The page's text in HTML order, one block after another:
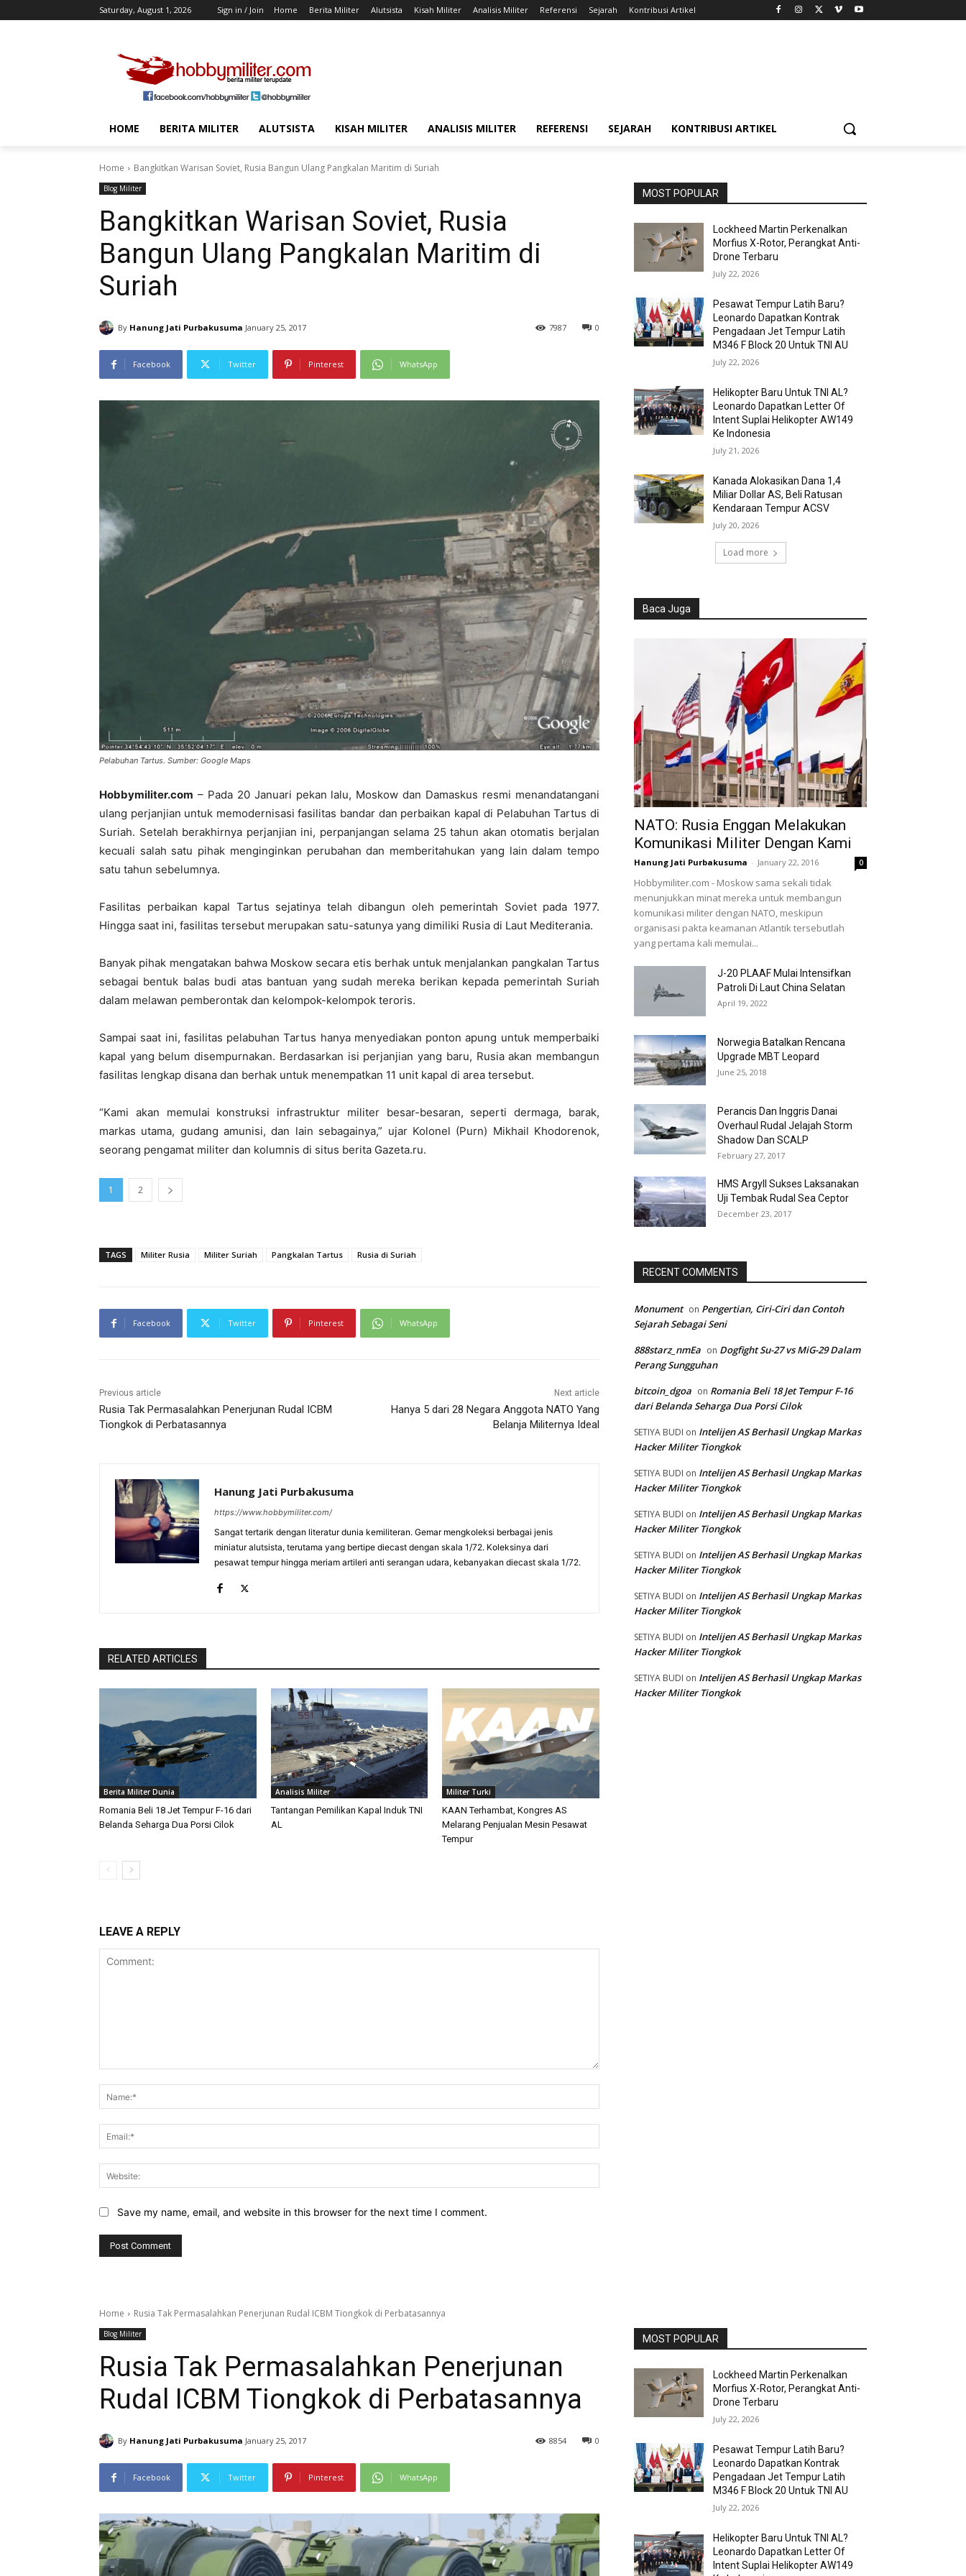
Saturday, August 1, 2026 Sign in / Join Home Berita Militer Alutsista Kisah Militer Analisis Militer Referensi Sejarah Kontribusi Artikel
HOME BERITA MILITER ALUTSISTA KISAH MILITER ANALISIS MILITER REFERENSI SEJARAH KONTRIBUSI ARTIKEL
Home Bangkitkan Warisan Soviet, Rusia Bangun Ulang Pangkalan Maritim di Suriah
Blog Militer
Bangkitkan Warisan Soviet, Rusia
Bangun Ulang Pangkalan Maritim di
Suriah
By Hanung Jati Purbakusuma January 25, 2017 0
7987
Facebook Twitter Pinterest WhatsApp
Pelabuhan Tartus. Sumber: Google Maps
Hobbymiliter.com – Pada 20 Januari pekan lalu, Moskow dan Damaskus resmi menandatangani
ulang perjanjian untuk memodernisasi fasilitas bandar dan perbaikan kapal di Pelabuhan Tartus di
Suriah. Setelah berakhirnya perjanjian ini, perpanjangan selama 25 tahun akan otomatis berjalan
kecuali salah satu pihak menginginkan perubahan dan memberitahukan yang lain dalam tempo
satu tahun sebelumnya.
Fasilitas perbaikan kapal Tartus sejatinya telah dibangun oleh pemerintah Soviet pada 1977.
Hingga saat ini, fasilitas tersebut merupakan satu-satunya yang dimiliki Rusia di Laut Mediterania.
Banyak pihak mengatakan bahwa Moskow secara etis berhak untuk menjalankan pangkalan Tartus
sebagai bentuk balas budi atas bantuan yang sudah mereka berikan kepada pemerintah Suriah
dalam melawan pemberontak dan kelompok-kelompok teroris.
Sampai saat ini, fasilitas pelabuhan Tartus hanya menyediakan ponton apung untuk memperbaiki
kapal yang belum disempurnakan. Berdasarkan isi perjanjian yang baru, Rusia akan membangun
fasilitas lengkap disana dan berhak untuk menempatkan 11 unit kapal di area tersebut.
“Kami akan memulai konstruksi infrastruktur militer besar-besaran, seperti dermaga, barak,
markas utama, gudang amunisi, dan lain sebagainya,” ujar Kolonel (Purn) Mikhail Khodorenok,
seorang pengamat militer dan kolumnis di situs berita Gazeta.ru.
1 2
TAGS Militer Rusia Militer Suriah Pangkalan Tartus Rusia di Suriah
Facebook Twitter Pinterest WhatsApp
Previous article
Rusia Tak Permasalahkan Penerjunan Rudal ICBM
Tiongkok di Perbatasannya
Next article
Hanya 5 dari 28 Negara Anggota NATO Yang
Belanja Militernya Ideal
Hanung Jati Purbakusuma
https://www.hobbymiliter.com/
Sangat tertarik dengan literatur dunia kemiliteran. Gemar mengkoleksi berbagai jenis
miniatur alutsista, terutama yang bertipe diecast dengan skala 1/72. Koleksinya dari
pesawat tempur hingga meriam artileri anti serangan udara, kebanyakan diecast skala 1/72.
RELATED ARTICLES
Berita Militer Dunia
Romania Beli 18 Jet Tempur F-16 dari
Belanda Seharga Dua Porsi Cilok
Analisis Militer
Tantangan Pemilikan Kapal Induk TNI
AL
Militer Turki
KAAN Terhambat, Kongres AS
Melarang Penjualan Mesin Pesawat
Tempur
LEAVE A REPLY
Save my name, email, and website in this browser for the next time I comment.
MOST POPULAR
Lockheed Martin Perkenalkan
Morfius X-Rotor, Perangkat Anti-
Drone Terbaru
July 22, 2026
Pesawat Tempur Latih Baru?
Leonardo Dapatkan Kontrak
Pengadaan Jet Tempur Latih
M346 F Block 20 Untuk TNI AU
July 22, 2026
Helikopter Baru Untuk TNI AL?
Leonardo Dapatkan Letter Of
Intent Suplai Helikopter AW149
Ke Indonesia
July 21, 2026
Kanada Alokasikan Dana 1,4
Miliar Dollar AS, Beli Ratusan
Kendaraan Tempur ACSV
July 20, 2026
Load more
Baca Juga
NATO: Rusia Enggan Melakukan
Komunikasi Militer Dengan Kami
Hanung Jati Purbakusuma - January 22, 2016 0
Hobbymiliter.com - Moskow sama sekali tidak
menunjukkan minat mereka untuk membangun
komunikasi militer dengan NATO, meskipun
organisasi pakta keamanan Atlantik tersebutlah
yang pertama kali memulai...
J-20 PLAAF Mulai Intensifkan
Patroli Di Laut China Selatan
April 19, 2022
Norwegia Batalkan Rencana
Upgrade MBT Leopard
June 25, 2018
Perancis Dan Inggris Danai
Overhaul Rudal Jelajah Storm
Shadow Dan SCALP
February 27, 2017
HMS Argyll Sukses Laksanakan
Uji Tembak Rudal Sea Ceptor
December 23, 2017
RECENT COMMENTS
Monument on Pengertian, Ciri-Ciri dan Contoh
Sejarah Sebagai Seni
888starz_nmEa on Dogfight Su-27 vs MiG-29 Dalam
Perang Sungguhan
bitcoin_dgoa on Romania Beli 18 Jet Tempur F-16
dari Belanda Seharga Dua Porsi Cilok
SETIYA BUDI on Intelijen AS Berhasil Ungkap Markas
Hacker Militer Tiongkok
SETIYA BUDI on Intelijen AS Berhasil Ungkap Markas
Hacker Militer Tiongkok
SETIYA BUDI on Intelijen AS Berhasil Ungkap Markas
Hacker Militer Tiongkok
SETIYA BUDI on Intelijen AS Berhasil Ungkap Markas
Hacker Militer Tiongkok
SETIYA BUDI on Intelijen AS Berhasil Ungkap Markas
Hacker Militer Tiongkok
SETIYA BUDI on Intelijen AS Berhasil Ungkap Markas
Hacker Militer Tiongkok
SETIYA BUDI on Intelijen AS Berhasil Ungkap Markas
Hacker Militer Tiongkok